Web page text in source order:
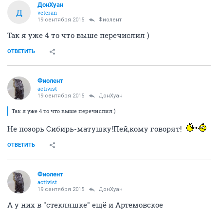
Д
ДонХуан
veteran
19 сентября 2015 Фиолент
Так я уже 4 то что выше перечислил )
ОТВЕТИТЬ
Фиолент
activist
19 сентября 2015 ДонХуан
Так я уже 4 то что выше перечислил )
Не позорь Сибирь-матушку!Пей,кому говорят!
ОТВЕТИТЬ
Фиолент
activist
19 сентября 2015 ДонХуан
А у них в "стекляшке" ещё и Артемовское